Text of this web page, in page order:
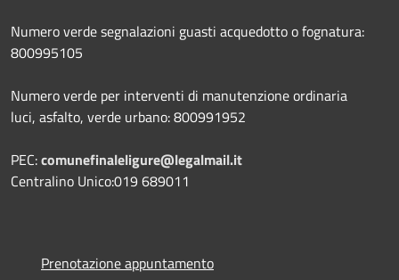
Numero verde segnalazioni guasti acquedotto o fognatura:
800995105
Numero verde per interventi di manutenzione ordinaria
luci, asfalto, verde urbano: 800991952
PEC:comunefinaleligure@legalmail.it
Centralino Unico:019 689011
Prenotazione appuntamento